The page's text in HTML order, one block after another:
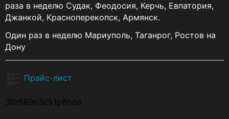
раза в неделю Судак, Феодосия, Керчь, Евпатория,
Джанкой, Красноперекопск, Армянск.
Один раз в неделю Мариуполь, Таганрог, Ростов на
Дону
Прайс-лист
30r689n3c51p6hde